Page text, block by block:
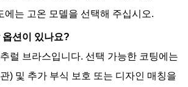
에는 고온 모델을 선택해 주십시오.
션이 있나요?
럴 브라스입니다. 선택 가능한 코팅에는
) 및 추가 부식 보호 또는 디자인 매칭을